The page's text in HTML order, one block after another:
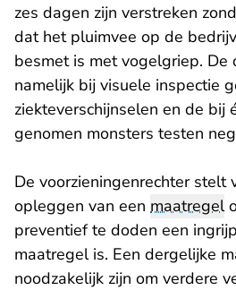
zes dagen zijn verstreken
dat het pluimvee op de
besmet is met vogelgriep. De
namelijk bij visuele inspectie
ziekteverschijnselen en de bij
genomen monsters testen
De voorzieningenrechter stelt
opleggen van een maatregel
preventief te doden een
maatregel is. Een dergelijke
noodzakelijk zijn om verdere